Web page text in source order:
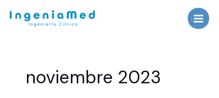
contenido
Main
noviembre 2023